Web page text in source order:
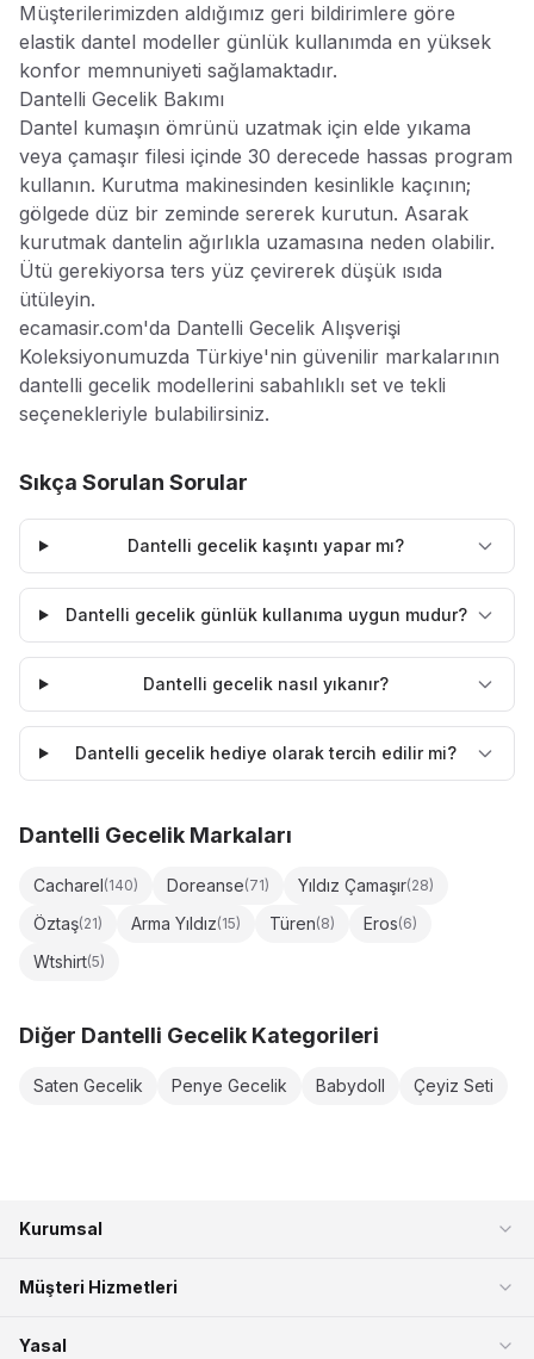
Müşterilerimizden aldığımız geri bildirimlere göre
elastik dantel modeller günlük kullanımda en yüksek
konfor memnuniyeti sağlamaktadır.
Dantelli Gecelik Bakımı
Dantel kumaşın ömrünü uzatmak için elde yıkama
veya çamaşır filesi içinde 30 derecede hassas program
kullanın. Kurutma makinesinden kesinlikle kaçının;
gölgede düz bir zeminde sererek kurutun. Asarak
kurutmak dantelin ağırlıkla uzamasına neden olabilir.
Ütü gerekiyorsa ters yüz çevirerek düşük ısıda
ütüleyin.
ecamasir.com'da Dantelli Gecelik Alışverişi
Koleksiyonumuzda Türkiye'nin güvenilir markalarının
dantelli gecelik modellerini sabahlıklı set ve tekli
seçenekleriyle bulabilirsiniz.
Sıkça Sorulan Sorular
Dantelli gecelik kaşıntı yapar mı?
Dantelli gecelik günlük kullanıma uygun mudur?
Dantelli gecelik nasıl yıkanır?
Dantelli gecelik hediye olarak tercih edilir mi?
Dantelli Gecelik Markaları
Cacharel(140) Doreanse(71) Yıldız Çamaşır(28)
Öztaş(21) Arma Yıldız(15) Türen(8) Eros(6)
Wtshirt(5)
Diğer Dantelli Gecelik Kategorileri
Saten Gecelik Penye Gecelik Babydoll Çeyiz Seti
Kurumsal
Müşteri Hizmetleri
Yasal